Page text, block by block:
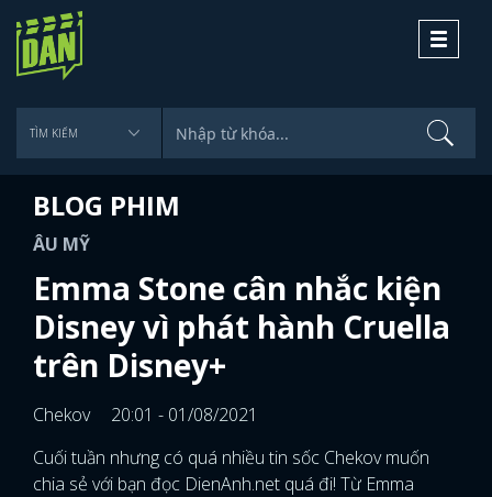
Toggle
BLOG PHIM
ÂU MỸ
Emma Stone cân nhắc kiện
Disney vì phát hành Cruella
trên Disney+
Chekov
20:01 - 01/08/2021
Cuối tuần nhưng có quá nhiều tin sốc Chekov muốn
chia sẻ với bạn đọc DienAnh.net quá đi! Từ Emma